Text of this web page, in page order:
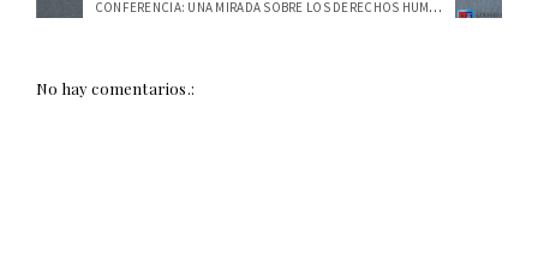
CONFERENCIA: UNA MIRADA SOBRE LOS DERECHOS HUMANOS
No hay comentarios.: